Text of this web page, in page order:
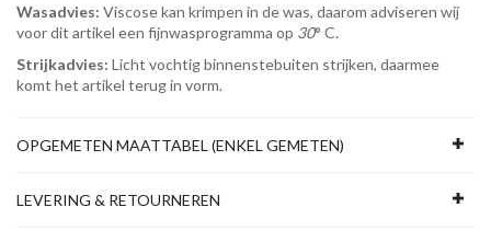
Wasadvies: Viscose kan krimpen in de was, daarom adviseren wij
voor dit artikel een fijnwasprogramma op 30° C.
Strijkadvies: Licht vochtig binnenstebuiten strijken, daarmee
komt het artikel terug in vorm.
OPGEMETEN MAATTABEL (ENKEL GEMETEN)
LEVERING & RETOURNEREN